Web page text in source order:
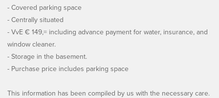
- Covered parking space
- Centrally situated
- VvE € 149,= including advance payment for water, insurance, and
window cleaner.
- Storage in the basement.
- Purchase price includes parking space
This information has been compiled by us with the necessary care.